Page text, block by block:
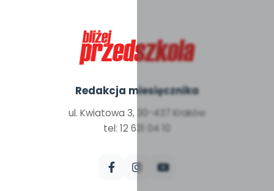
Redakcja miesięcznika
ul. Kwiatowa 3, 30-437 Kraków
tel: 12 631 04 10